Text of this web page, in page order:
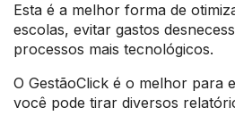
Esta é a melhor forma de
escolas, evitar gastos
processos mais tecnológicos.
O GestãoClick é o melhor para
você pode tirar diversos